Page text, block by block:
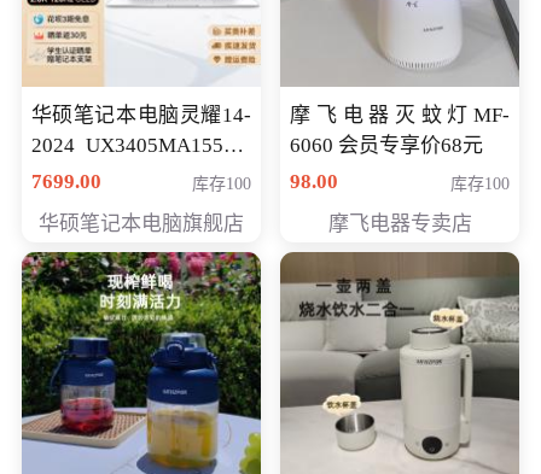
华硕笔记本电脑灵耀14-
2024 UX3405MA155夜
空蓝 oled 智慧轻薄本 会
7699.00 库存100
华硕笔记本电脑旗舰店
摩飞电器灭蚊灯MF-
6060 会员专享价68元
98.00
库存100
摩飞电器专卖店